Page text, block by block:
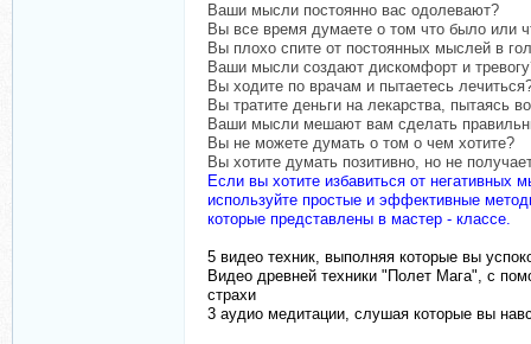
Ваши мысли постоянно вас одолевают?
Вы все время думаете о том что было или
Вы плохо спите от постоянных мыслей в
Ваши мысли создают дискомфорт и
Вы ходите по врачам и пытаетесь
Вы тратите деньги на лекарства, пытаясь
Ваши мысли мешают вам сделать
Вы не можете думать о том о чем хотите?
Вы хотите думать позитивно, но не
Если вы хотите избавиться от негативных
используйте простые и эффективные
которые представлены в мастер - классе.
5 видео техник, выполняя которые вы
Видео древней техники "Полет Мага", с
страхи
3 аудио медитации, слушая которые вы